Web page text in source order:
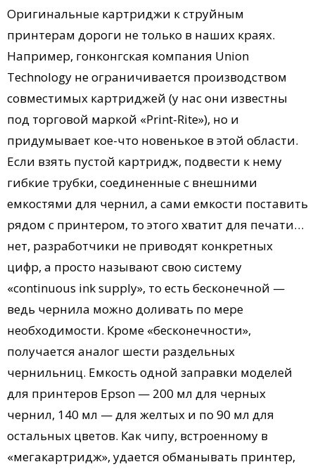
Оригинальные картриджи к струйным
принтерам дороги не только в наших краях.
Например, гонконгская компания Union
Technology не ограничивается производством
совместимых картриджей (у нас они известны
под торговой маркой «Print-Rite»), но и
придумывает кое-что новенькое в этой области.
Если взять пустой картридж, подвести к нему
гибкие трубки, соединенные с внешними
емкостями для чернил, а сами емкости поставить
рядом с принтером, то этого хватит для печати…
нет, разработчики не приводят конкретных
цифр, а просто называют свою систему
«continuous ink supply», то есть бесконечной —
ведь чернила можно доливать по мере
необходимости. Кроме «бесконечности»,
получается аналог шести раздельных
чернильниц. Емкость одной заправки моделей
для принтеров Epson — 200 мл для черных
чернил, 140 мл — для желтых и по 90 мл для
остальных цветов. Как чипу, встроенному в
«мегакартридж», удается обманывать принтер,